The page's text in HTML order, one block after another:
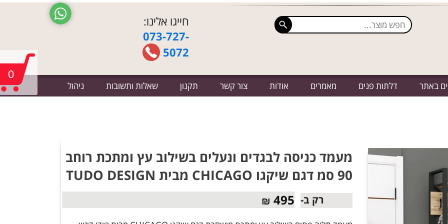
חייגו אלינו:
073-727-
5072
באתר דלתות פנים מאמרים אודות צור קשר תקנון שאלות ותשובות ניהול
מעמד כניסה לבגדים ונעלים בשילוב עץ ומתכת רוחב
90 סמ דגם שיקגו CHICAGO מבית TUDO DESIGN
רק ב- 495
₪
0